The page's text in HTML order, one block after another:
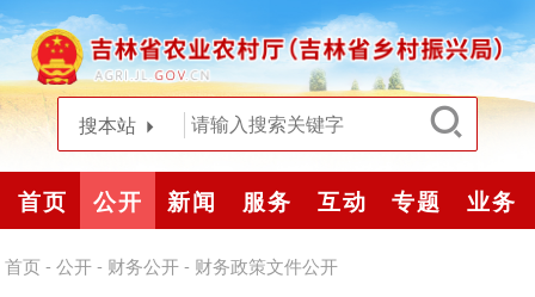
搜本站
首页 公开 新闻 服务 互动 专题 业务
首页 -公开- 财务公开- 财务政策文件公开